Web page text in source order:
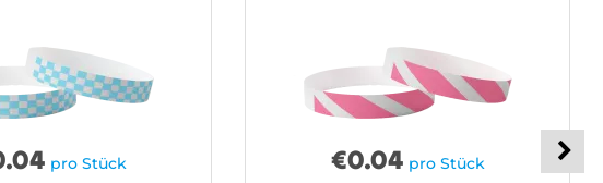
pro Stück €0.04 pro Stück